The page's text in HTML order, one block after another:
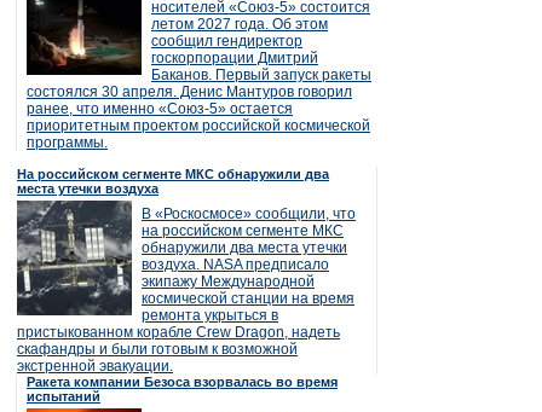
носителей «Союз-5» состоится
летом 2027 года. Об этом
сообщил гендиректор
госкорпорации Дмитрий
Баканов. Первый запуск ракеты
состоялся 30 апреля. Денис Мантуров говорил
ранее, что именно «Союз-5» остается
приоритетным проектом российской космической
программы.
На российском сегменте МКС обнаружили два
места утечки воздуха
В «Роскосмосе» сообщили, что
на российском сегменте МКС
обнаружили два места утечки
воздуха. NASA предписало
экипажу Международной
космической станции на время
ремонта укрыться в
пристыкованном корабле Crew Dragon, надеть
скафандры и были готовым к возможной
экстренной эвакуации.
Ракета компании Безоса взорвалась во время
испытаний